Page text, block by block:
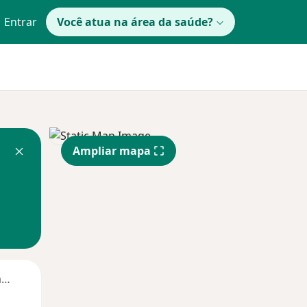
Entrar Você atua na área da saúde?
Segunda-feira
Ampliar mapa